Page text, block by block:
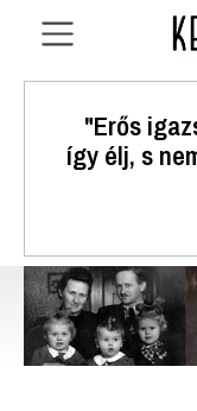
"Erős
így élj, s